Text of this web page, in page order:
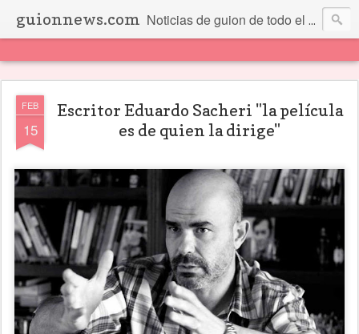
guionnews.com Noticias de guion de todo el mundo... Y más.
FEB
15
Escritor Eduardo Sacheri "la película
es de quien la dirige"